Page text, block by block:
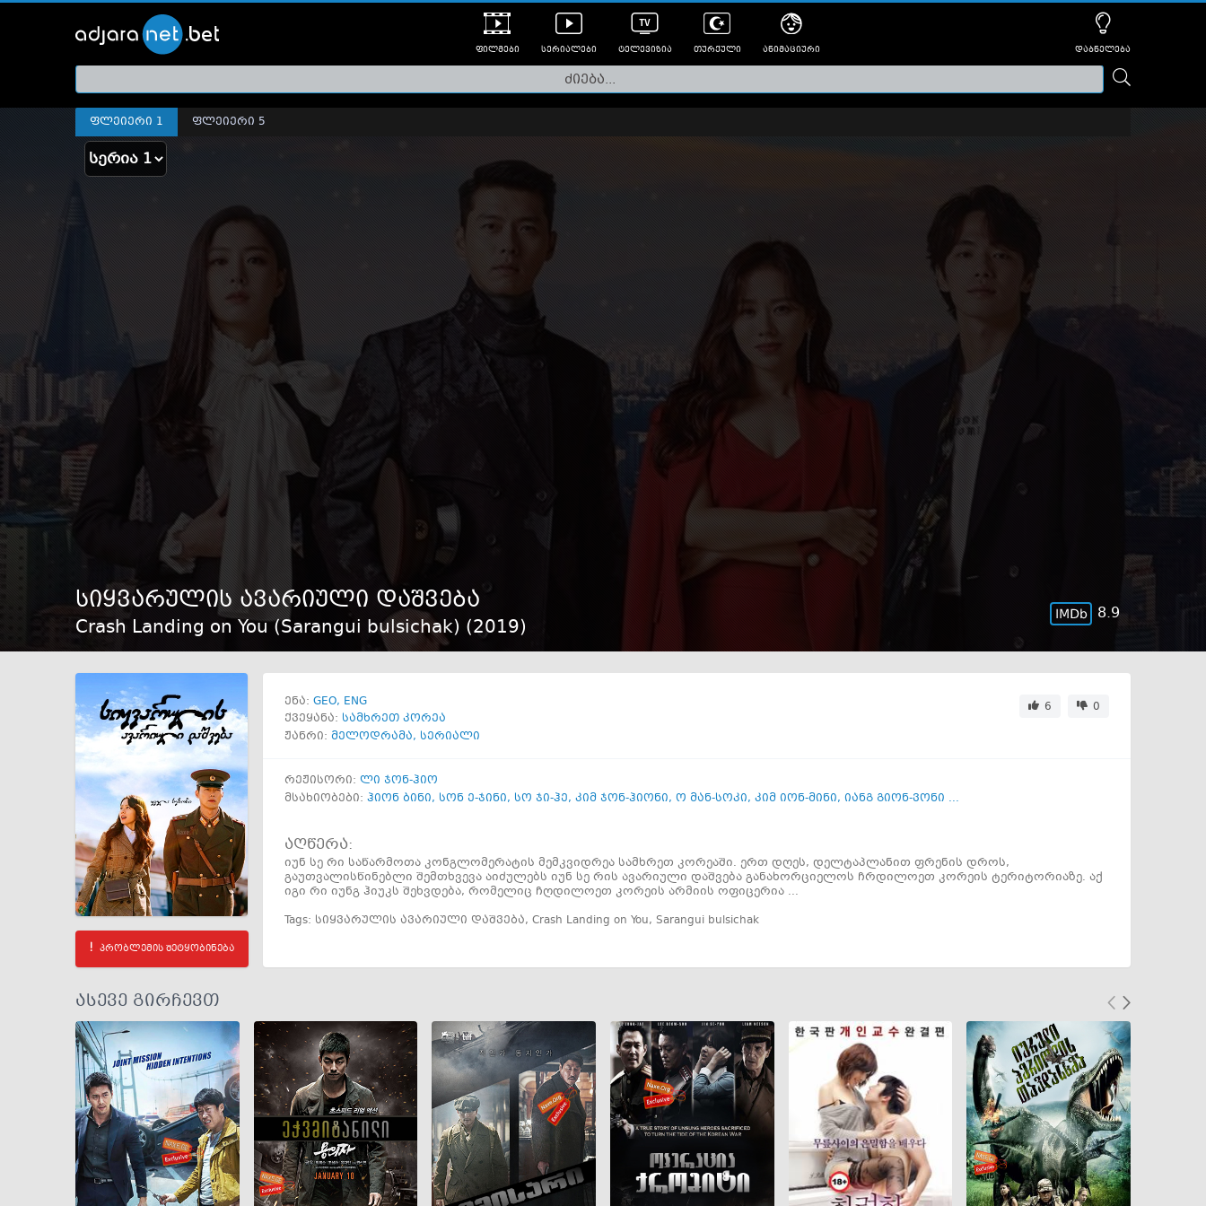
ფილმები
თრეილერები
სერიალები ტელევიზია თურქული ანიმაციური დაბნელება
ფლეიერი 1 ფლეიერი 5
სიყვარულის ავარიული დაშვება
Crash Landing on You (Sarangui bulsichak) (2019)
8.9
პრობლემის შეტყობინება
ენა: GEO ENG
ქვეყანა: სამხრეთ კორეა
6
0
ჟანრი: მელოდრამა, სერიალი
რეჟისორი: ლი ჯონ-ჰიო
მსახიობები: ჰიონ ბინი, სონ ე-ჯინი, სო ჯი-ჰე, კიმ ჯონ-ჰიონი, ო მან-სოკი, კიმ იონ-მინი, იანგ გიონ-ვონი ...
აღწერა:
იუნ სე რი საწარმოთა კონგლომერატის მემკვიდრეა სამხრეთ კორეაში. ერთ დღეს, დელტაპლანით ფრენის დროს,
გაუთვალისწინებლი შემთხვევა აიძულებს იუნ სე რის ავარიული დაშვება განახორციელოს ჩრდილოეთ კორეის ტერიტორიაზე. აქ
იგი რი იუნგ ჰიუკს შეხვდება, რომელიც ჩღდილოეთ კორეის არმიის ოფიცერია ...
Tags: სიყვარულის ავარიული დაშვება, Crash Landing on You, Sarangui bulsichak
ასევე გირჩევთ